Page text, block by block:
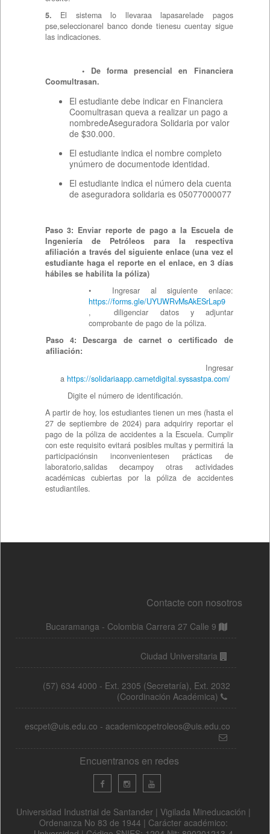
Contacte con nosotros
Bucaramanga - Colombia Carrera 27 Calle 9
Ciudad Universitaria
(57) 634 4000 - Ext. 2305 (Secretaría), Ext. 2032
(Coordinación Académica)
escpet@uis.edu.co - academicopetroleos@uis.edu.co
Encuentranos en redes
Universidad Industrial de Santander | Vigilada Mineducación |
Ordenanza No 83 de 1944 | Carácter académico: